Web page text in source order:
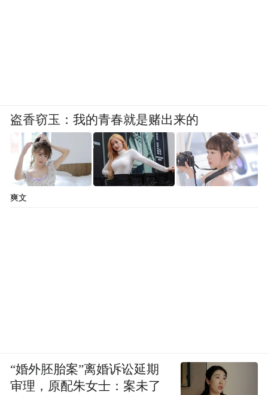
盗香窃玉：我的青春就是赌出来的
爽文
“婚外胚胎案”离婚诉讼延期
审理，原配朱女士：案未了